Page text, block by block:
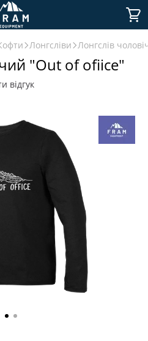
Лонгсліви Лонгслів
"Out of ofiice"
відгук